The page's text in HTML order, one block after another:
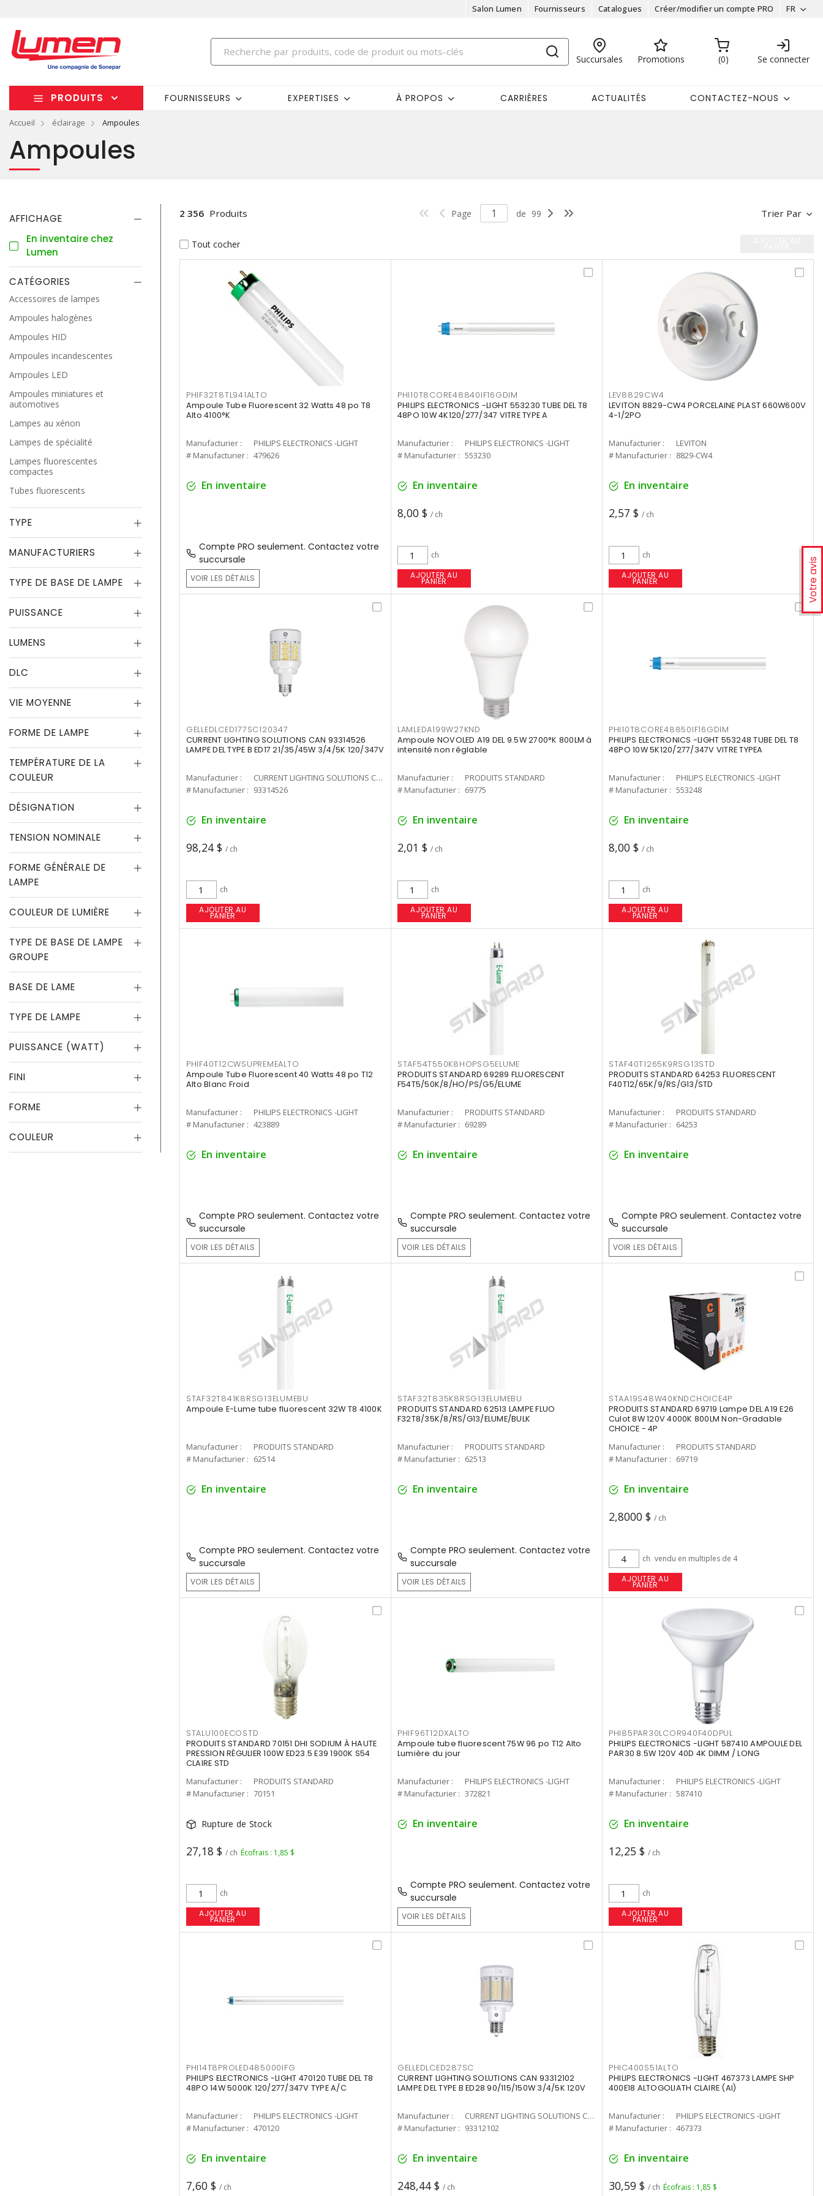
Salon Lumen Fournisseurs Catalogues Créer/modifier un compte PRO FR
Succursales Promotions 0 Se connecter
PRODUITS FOURNISSEURS EXPERTISES À PROPOS CARRIÈRES ACTUALITÉS CONTACTEZ-NOUS
Accueil éclairage Ampoules
Votre avis
Ampoules
AFFICHAGE
En inventaire chez
Lumen
CATÉGORIES
Accessoires de lampes
Ampoules halogènes
Ampoules HID
Ampoules incandescentes
Ampoules LED
Ampoules miniatures et
automotives
Lampes au xénon
Lampes de spécialité
Lampes fluorescentes
compactes
Tubes fluorescents
TYPE
MANUFACTURIERS
TYPE DE BASE DE LAMPE
PUISSANCE
LUMENS
DLC
VIE MOYENNE
FORME DE LAMPE
TEMPÉRATURE DE LA
COULEUR
DÉSIGNATION
TENSION NOMINALE
FORME GÉNÉRALE DE
LAMPE
COULEUR DE LUMIÈRE
TYPE DE BASE DE LAMPE
GROUPE
BASE DE LAME
TYPE DE LAMPE
PUISSANCE (WATT)
FINI
FORME
COULEUR
Trier Par
2 356 Produits Page de 99
Tout cocher
PHIF32T8TL941ALTO
Ampoule Tube Fluorescent 32 Watts 48 po T8
Alto 4100°K
Manufacturier :
PHILIPS ELECTRONICS -LIGHT
# Manufacturier : 479626
En inventaire
Compte PRO seulement. Contactez votre
succursale
VOIR LES DÉTAILS
PHI10T8CORE48840IF16GDIM
PHILIPS ELECTRONICS -LIGHT 553230 TUBE DEL T8
48PO 10W 4K120/277/347 VITRE TYPE A
Manufacturier :
PHILIPS ELECTRONICS -LIGHT
# Manufacturier : 553230
En inventaire
8,00 $ / ch
ch
AJOUTER AU
PANIER
LEV8829CW4
LEVITON 8829-CW4 PORCELAINE PLAST 660W600V
4-1/2PO
Manufacturier :
LEVITON
# Manufacturier : 8829-CW4
En inventaire
2,57 $ / ch
ch
AJOUTER AU
PANIER
GELLEDLCED177SC120347
CURRENT LIGHTING SOLUTIONS CAN 93314526
LAMPE DEL TYPE B ED17 21/35/45W 3/4/5K 120/347V
Manufacturier :
CURRENT LIGHTING SOLUTIONS CAN
# Manufacturier : 93314526
En inventaire
98,24 $ / ch
ch
AJOUTER AU
PANIER
LAMLEDA199W27KND
Ampoule NOVOLED A19 DEL 9.5W 2700°K 800LM à
intensité non réglable
Manufacturier :
PRODUITS STANDARD
# Manufacturier : 69775
En inventaire
2,01 $ / ch
ch
AJOUTER AU
PANIER
PHI10T8CORE48850IF16GDIM
PHILIPS ELECTRONICS -LIGHT 553248 TUBE DEL T8
48PO 10W 5K120/277/347V VITRE TYPEA
Manufacturier :
PHILIPS ELECTRONICS -LIGHT
# Manufacturier : 553248
En inventaire
8,00 $ / ch
ch
AJOUTER AU
PANIER
PHIF40T12CWSUPREMEALTO
Ampoule Tube Fluorescent 40 Watts 48 po T12
Alto Blanc Froid
Manufacturier :
PHILIPS ELECTRONICS -LIGHT
# Manufacturier : 423889
En inventaire
Compte PRO seulement. Contactez votre
succursale
VOIR LES DÉTAILS
STAF54T550K8HOPSG5ELUME
PRODUITS STANDARD 69289 FLUORESCENT
F54T5/50K/8/HO/PS/G5/ELUME
Manufacturier :
PRODUITS STANDARD
# Manufacturier : 69289
En inventaire
Compte PRO seulement. Contactez votre
succursale
VOIR LES DÉTAILS
STAF40T1265K9RSG13STD
PRODUITS STANDARD 64253 FLUORESCENT
F40T12/65K/9/RS/G13/STD
Manufacturier :
PRODUITS STANDARD
# Manufacturier : 64253
En inventaire
Compte PRO seulement. Contactez votre
succursale
VOIR LES DÉTAILS
STAF32T841K8RSG13ELUMEBU
Ampoule E-Lume tube fluorescent 32W T8 4100K
Manufacturier :
PRODUITS STANDARD
# Manufacturier : 62514
En inventaire
Compte PRO seulement. Contactez votre
succursale
VOIR LES DÉTAILS
STAF32T835K8RSG13ELUMEBU
PRODUITS STANDARD 62513 LAMPE FLUO
F32T8/35K/8/RS/G13/ELUME/BULK
Manufacturier :
PRODUITS STANDARD
# Manufacturier : 62513
En inventaire
Compte PRO seulement. Contactez votre
succursale
VOIR LES DÉTAILS
STAA19S48W40KNDCHOICE4P
PRODUITS STANDARD 69719 Lampe DEL A19 E26
Culot 8W 120V 4000K 800LM Non-Gradable
CHOICE - 4P
Manufacturier :
PRODUITS STANDARD
# Manufacturier : 69719
En inventaire
2,8000 $ / ch
ch vendu en multiples de 4
AJOUTER AU
PANIER
STALU100ECOSTD
PRODUITS STANDARD 70151 DHI SODIUM À HAUTE
PRESSION RÉGULIER 100W ED23.5 E39 1900K S54
CLAIRE STD
Manufacturier :
PRODUITS STANDARD
# Manufacturier : 70151
Rupture de Stock
27,18 $ / ch Écofrais : 1,85 $
ch
AJOUTER AU
PANIER
PHIF96T12DXALTO
Ampoule tube fluorescent 75W 96 po T12 Alto
Lumière du jour
Manufacturier :
PHILIPS ELECTRONICS -LIGHT
# Manufacturier : 372821
En inventaire
Compte PRO seulement. Contactez votre
succursale
VOIR LES DÉTAILS
PHI85PAR30LCOR940F40DPUL
PHILIPS ELECTRONICS -LIGHT 587410 AMPOULE DEL
PAR30 8.5W 120V 40D 4K DIMM / LONG
Manufacturier :
PHILIPS ELECTRONICS -LIGHT
# Manufacturier : 587410
En inventaire
12,25 $ / ch
ch
AJOUTER AU
PANIER
PHI14T8PROLED485000IFG
PHILIPS ELECTRONICS -LIGHT 470120 TUBE DEL T8
48PO 14W 5000K 120/277/347V TYPE A/C
Manufacturier :
PHILIPS ELECTRONICS -LIGHT
# Manufacturier : 470120
En inventaire
7,60 $ / ch
GELLEDLCED287SC
CURRENT LIGHTING SOLUTIONS CAN 93312102
LAMPE DEL TYPE B ED28 90/115/150W 3/4/5K 120V
Manufacturier :
CURRENT LIGHTING SOLUTIONS CAN
# Manufacturier : 93312102
En inventaire
248,44 $ / ch
PHIC400S51ALTO
PHILIPS ELECTRONICS -LIGHT 467373 LAMPE SHP
400E18 ALTOGOLIATH CLAIRE (AI)
Manufacturier :
PHILIPS ELECTRONICS -LIGHT
# Manufacturier : 467373
En inventaire
30,59 $ / ch Écofrais : 1,85 $